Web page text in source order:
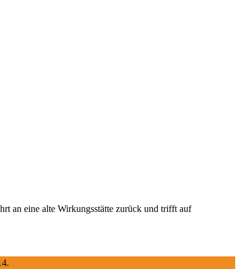
an eine alte Wirkungsstätte zurück und trifft auf